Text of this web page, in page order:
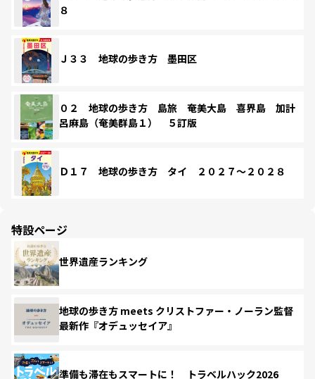
８
Ｊ３３ 地球の歩き方 墨田区
０２ 地球の歩き方 島旅 奄美大島 喜界島 加計
呂麻島（奄美群島１） ５訂版
Ｄ１７ 地球の歩き方 タイ ２０２７～２０２８
特設ページ
世界遺産ランキング
地球の歩き方 meets クリストファー・ノーラン監督
最新作『オデュッセイア』
準備も滞在もスマートに！ トラベルハック2026